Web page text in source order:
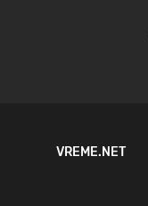
VREME.NET